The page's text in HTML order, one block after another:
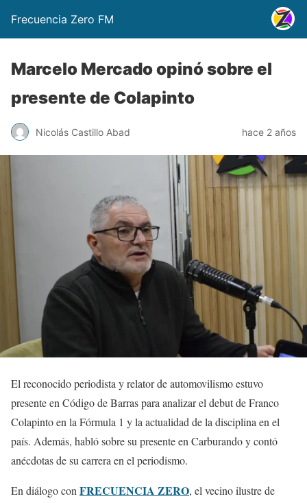
Frecuencia Zero FM
Marcelo Mercado opinó sobre el
presente de Colapinto
Nicolás Castillo Abad hace 2 años
El reconocido periodista y relator de automovilismo estuvo
presente en Código de Barras para analizar el debut de Franco
Colapinto en la Fórmula 1 y la actualidad de la disciplina en el
país. Además, habló sobre su presente en Carburando y contó
anécdotas de su carrera en el periodismo.
En diálogo con FRECUENCIA ZERO, el vecino ilustre de